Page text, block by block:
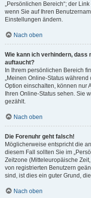
„Persönlichen Bereich“; der
wenn Sie auf Ihren
Einstellungen ändern.
Nach oben
Wie kann ich verhindern, dass
auftaucht?
In Ihrem persönlichen Bereich
„Meinen Online-Status
Option einschalten, können nur
Ihren Online-Status sehen. Sie
gezählt.
Nach oben
Die Forenuhr geht falsch!
Möglicherweise entspricht die
diesem Fall sollten Sie im
Zeitzone (Mitteleuropäische
von registrierten Benutzern
sind, ist dies ein guter Grund,
Nach oben